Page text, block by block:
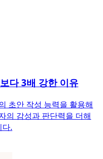
다 3배 강한 이유
초안 작성 능력을 활용해
의 감성과 판단력을 더해
.